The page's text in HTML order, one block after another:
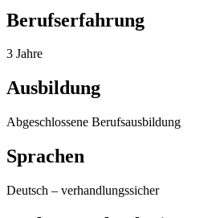
Berufserfahrung
3 Jahre
Ausbildung
Abgeschlossene Berufsausbildung
Sprachen
Deutsch – verhandlungssicher